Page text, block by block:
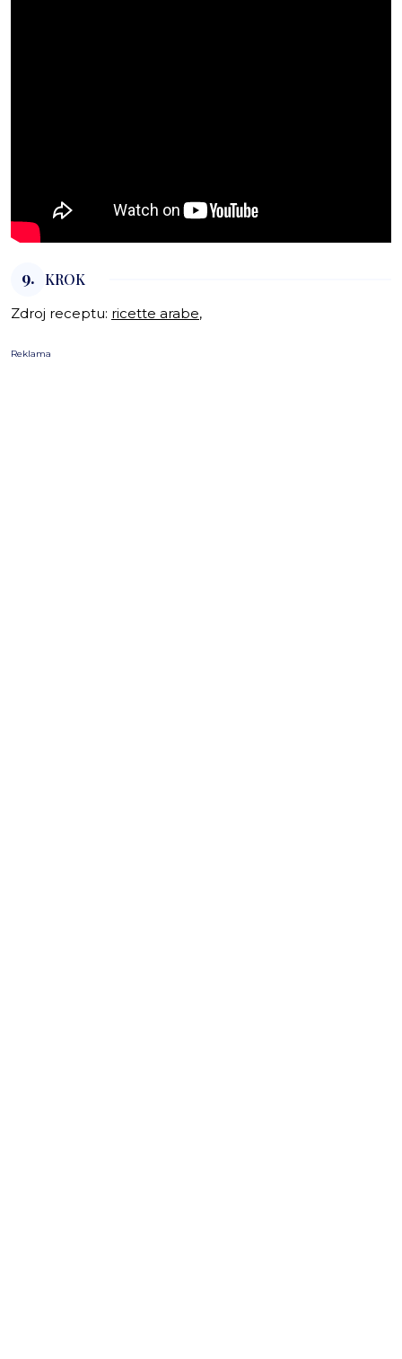
9. KROK
Zdroj receptu: ricette arabe,
Reklama